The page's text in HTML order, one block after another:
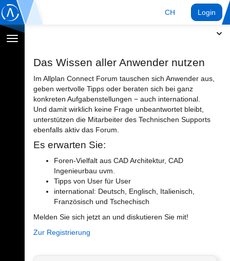
CH Login
Navigation
Das Wissen aller Anwender nutzen
Im Allplan Connect Forum tauschen sich Anwender aus,
geben wertvolle Tipps oder beraten sich bei ganz
konkreten Aufgabenstellungen − auch international.
Und damit wirklich keine Frage unbeantwortet bleibt,
unterstützen die Mitarbeiter des Technischen Supports
ebenfalls aktiv das Forum.
Es erwarten Sie:
Foren-Vielfalt aus CAD Architektur, CAD
Ingenieurbau uvm.
Tipps von User für User
international: Deutsch, Englisch, Italienisch,
Französisch und Tschechisch
Melden Sie sich jetzt an und diskutieren Sie mit!
Zur Registrierung